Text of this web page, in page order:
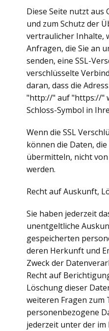
Diese Seite nutzt aus
und zum Schutz der
vertraulicher Inhalte,
Anfragen, die Sie an
senden, eine SSL-
verschlüsselte
daran, dass die
"http://" auf "https://"
Schloss-Symbol in
Wenn die SSL
können die Daten, die
übermitteln, nicht
werden.
Recht auf Auskunft,
Sie haben jederzeit
unentgeltliche
gespeicherten
deren Herkunft und
Zweck der
Recht auf
Löschung dieser
weiteren Fragen zum
personenbezogene
jederzeit unter der im